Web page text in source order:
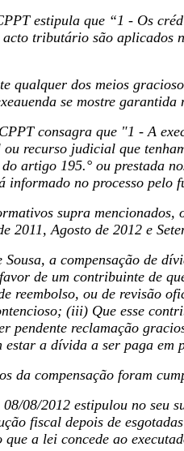
estipula que “1 - Os
tributário são aplicados
qualquer dos meios
se mostre
consagra que "1 - A
recurso judicial que
artigo 195.° ou prestada
informado no processo pelo
supra
2011, Agosto de 2012 e
a compensação de
de um contribuinte de
reembolso, ou de revisão
(iii) Que esse
pendente reclamação
a dívida a ser paga em
da compensação foram
08/2012 estipulou no seu
fiscal depois de
que a lei concede ao